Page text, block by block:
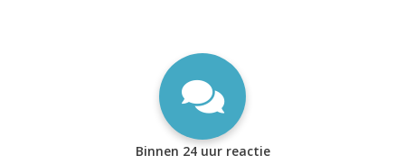
Binnen 24 uur reactie